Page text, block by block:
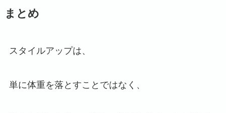
まとめ
スタイルアップは、
単に体重を落とすことではなく、